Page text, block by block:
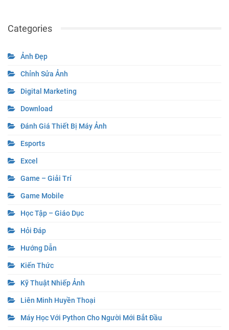
Categories
Ảnh Đẹp
Chỉnh Sửa Ảnh
Digital Marketing
Download
Đánh Giá Thiết Bị Máy Ảnh
Esports
Excel
Game – Giải Trí
Game Mobile
Học Tập – Giáo Dục
Hỏi Đáp
Hướng Dẫn
Kiến Thức
Kỹ Thuật Nhiếp Ảnh
Liên Minh Huyền Thoại
Máy Học Với Python Cho Người Mới Bắt Đầu